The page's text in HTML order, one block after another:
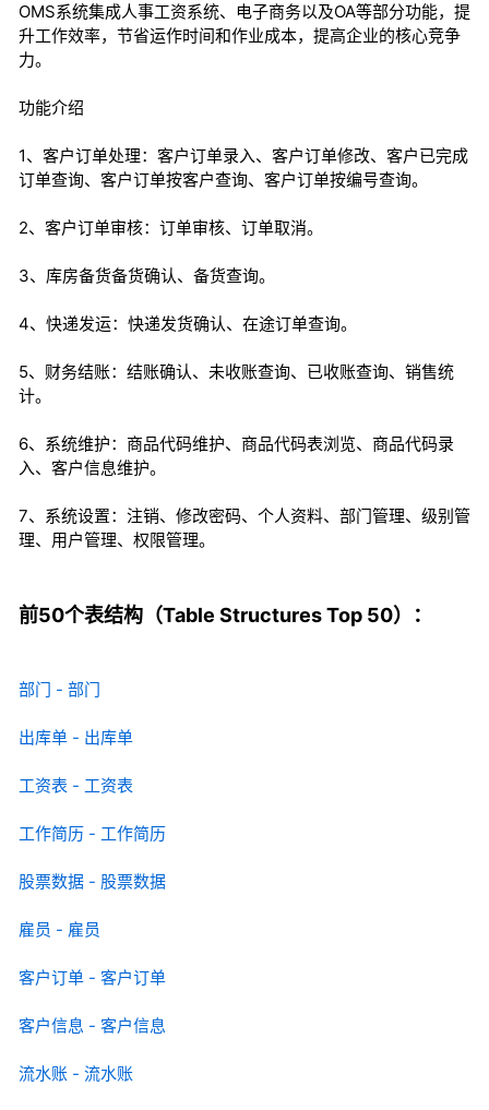
OMS系统集成人事工资系统、电子商务以及OA等部分功能，提
升工作效率，节省运作时间和作业成本，提高企业的核心竞争
力。
功能介绍
1、客户订单处理：客户订单录入、客户订单修改、客户已完成
订单查询、客户订单按客户查询、客户订单按编号查询。
2、客户订单审核：订单审核、订单取消。
3、库房备货备货确认、备货查询。
4、快递发运：快递发货确认、在途订单查询。
5、财务结账：结账确认、未收账查询、已收账查询、销售统
计。
6、系统维护：商品代码维护、商品代码表浏览、商品代码录
入、客户信息维护。
7、系统设置：注销、修改密码、个人资料、部门管理、级别管
理、用户管理、权限管理。
前50个表结构（Table Structures Top 50）：
部门 - 部门
出库单 - 出库单
工资表 - 工资表
工作简历 - 工作简历
股票数据 - 股票数据
雇员 - 雇员
客户订单 - 客户订单
客户信息 - 客户信息
流水账 - 流水账